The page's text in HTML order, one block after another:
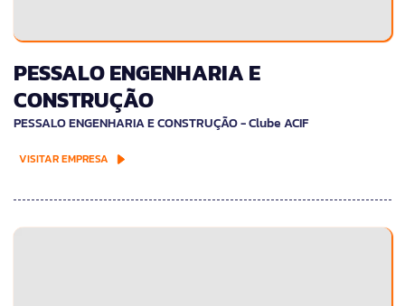
PESSALO ENGENHARIA E
CONSTRUÇÃO
PESSALO ENGENHARIA E CONSTRUÇÃO - Clube ACIF
VISITAR EMPRESA